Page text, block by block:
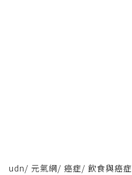
udn/ 元氣網/ 癌症/ 飲食與癌症